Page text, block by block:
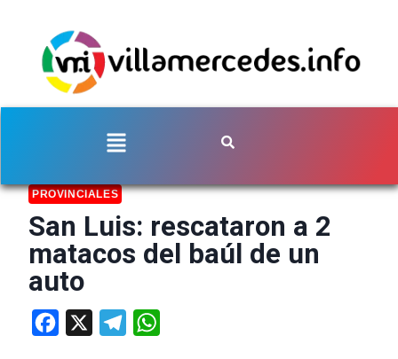
PROVINCIALES
San Luis: rescataron a 2
matacos del baúl de un
auto
Facebook Telegram